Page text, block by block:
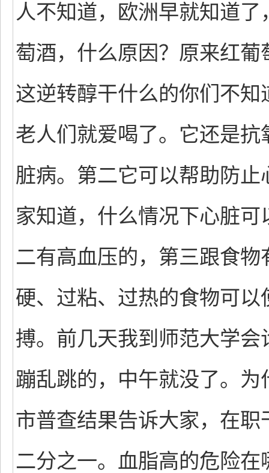
人不知道，欧洲早就知道
萄酒，什么原因？原来红葡
这逆转醇干什么的你们不
老人们就爱喝了。它还是
脏病。第二它可以帮助防
家知道，什么情况下心脏
二有高血压的，第三跟食
硬、过粘、过热的食物可
搏。前几天我到师范大学
蹦乱跳的，中午就没了。
市普查结果告诉大家，在
二分之一。血脂高的危险